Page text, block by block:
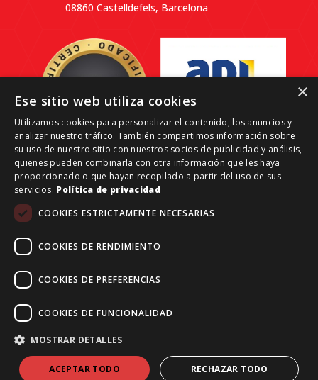
08860 Castelldefels, Barcelona
Grant Reale Estate-Investments © 2026 | Todos los
×
Ese sitio web utiliza cookies
Utilizamos cookies para personalizar el contenido, los anuncios y
analizar nuestro tráfico. También compartimos información sobre
su uso de nuestro sitio con nuestros socios de publicidad y análisis,
quienes pueden combinarla con otra información que les haya
proporcionado o que hayan recopilado a partir del uso de sus
servicios. Política de privacidad
COOKIES ESTRICTAMENTE NECESARIAS
COOKIES DE RENDIMIENTO
COOKIES DE PREFERENCIAS
COOKIES DE FUNCIONALIDAD
MOSTRAR DETALLES
ACEPTAR TODO RECHAZAR TODO